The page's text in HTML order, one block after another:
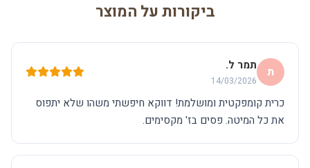
ביקורות על המוצר
ת תמר ל.
14/03/2026
כרית קומפקטית ומושלמת! דווקא חיפשתי משהו שלא יתפוס
את כל המיטה. פסים בז' מקסימים.